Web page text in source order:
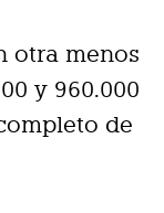
otra menos
y 960.000
de